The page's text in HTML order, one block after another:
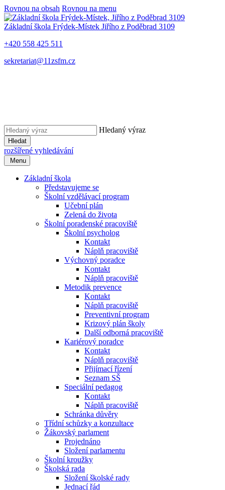
Rovnou na obsah Rovnou na menu
Základní škola Frýdek-Místek Jiřího z Poděbrad 3109
+420 558 425 511
sekretariat@11zsfm.cz
Hledaný výraz
Hledat
rozšířené vyhledávání
Menu
Základní škola
Představujeme se
Školní vzdělávací program
Učební plán
Zelená do života
Školní poradenské pracoviště
Školní psycholog
Kontakt
Náplň pracoviště
Výchovný poradce
Kontakt
Náplň pracoviště
Metodik prevence
Kontakt
Náplň pracoviště
Preventivní program
Krizový plán školy
Další odborná pracoviště
Kariérový poradce
Kontakt
Náplň pracoviště
Přijímací řízení
Seznam SŠ
Speciální pedagog
Kontakt
Náplň pracoviště
Schránka důvěry
Třídní schůzky a konzultace
Žákovský parlament
Projednáno
Složení parlamentu
Školní kroužky
Školská rada
Složení školské rady
Jednací řád